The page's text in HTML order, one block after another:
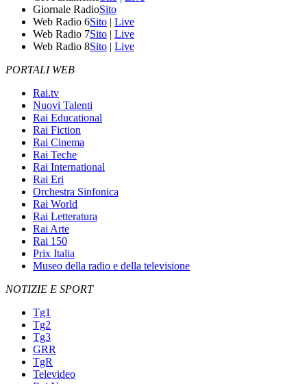
Giornale RadioSito
Web Radio 6Sito | Live
Web Radio 7Sito | Live
Web Radio 8Sito | Live
PORTALI WEB
Rai.tv
Nuovi Talenti
Rai Educational
Rai Fiction
Rai Cinema
Rai Teche
Rai International
Rai Eri
Orchestra Sinfonica
Rai World
Rai Letteratura
Rai Arte
Rai 150
Prix Italia
Museo della radio e della televisione
NOTIZIE E SPORT
Tg1
Tg2
Tg3
GRR
TgR
Televideo